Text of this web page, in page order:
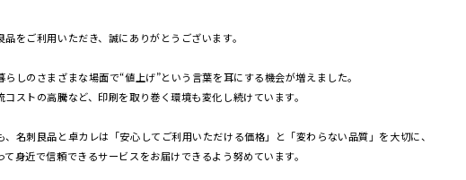
品をご利用いただき、誠にありがとうございます。
らしのさまざまな場面で“値上げ”という言葉を耳にする機会が増えました。
コストの高騰など、印刷を取り巻く環境も変化し続けています。
、名刺良品と卓カレは「安心してご利用いただける価格」と「変わらない品質」を大切に、
て身近で信頼できるサービスをお届けできるよう努めています。